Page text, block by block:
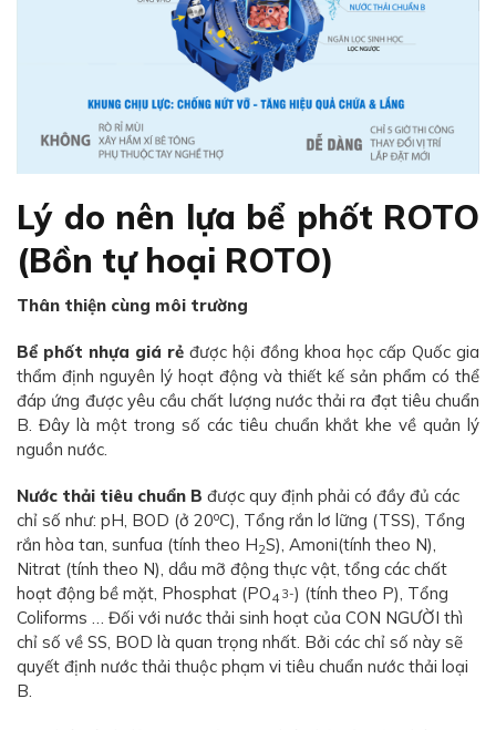
Lý do nên lựa bể phốt ROTO
(Bồn tự hoại ROTO)
Thân thiện cùng môi trường
Bể phốt nhựa giá rẻ được hội đồng khoa học cấp Quốc gia
thẩm định nguyên lý hoạt động và thiết kế sản phẩm có thể
đáp ứng được yêu cầu chất lượng nước thải ra đạt tiêu chuẩn
B. Đây là một trong số các tiêu chuẩn khắt khe về quản lý
nguồn nước.
Nước thải tiêu chuẩn B được quy định phải có đầy đủ các
chỉ số như: pH, BOD (ở 20oC), Tổng rắn lơ lững (TSS), Tổng
rắn hòa tan, sunfua (tính theo H2S), Amoni(tính theo N),
Nitrat (tính theo N), dầu mỡ động thực vật, tổng các chất
hoạt động bề mặt, Phosphat (PO4 3-) (tính theo P), Tổng
Coliforms … Đối với nước thải sinh hoạt của CON NGƯỜI thì
chỉ số về SS, BOD là quan trọng nhất. Bởi các chỉ số này sẽ
quyết định nước thải thuộc phạm vi tiêu chuẩn nước thải loại
B.